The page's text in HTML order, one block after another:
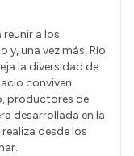
reunir a los
y, una vez más, Río
la diversidad de
conviven
productores de
desarrollada en la
desde los